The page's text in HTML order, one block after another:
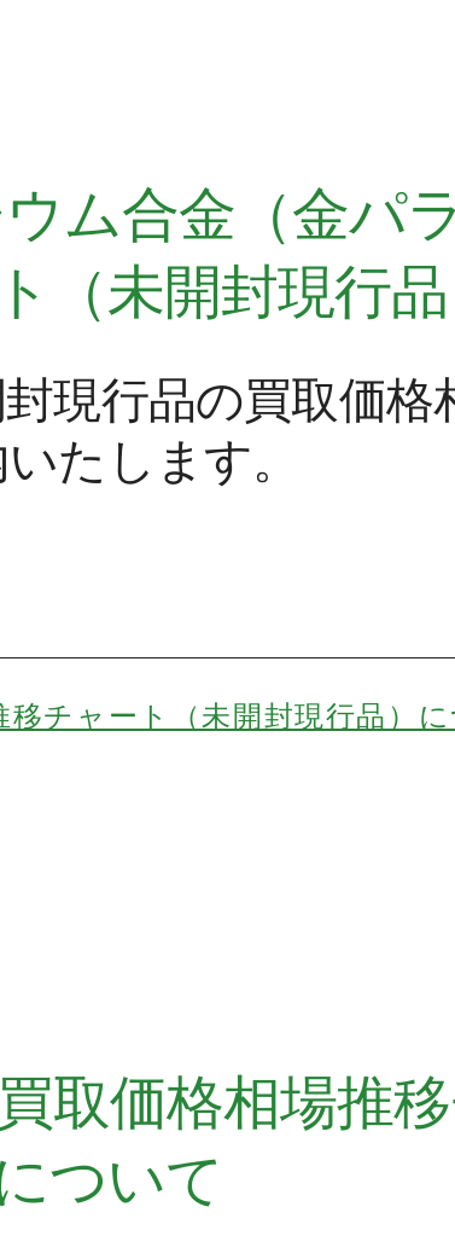
ム合金（金パ
（未開封現行品
現行品の買取価格
たします。
チャート（未開封現行品）に
取価格相場推
ついて